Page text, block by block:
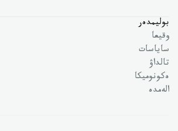
بوليمدەر
وقيعا
ساياسات
تالداۋ
ەكونوميكا
الەمدە